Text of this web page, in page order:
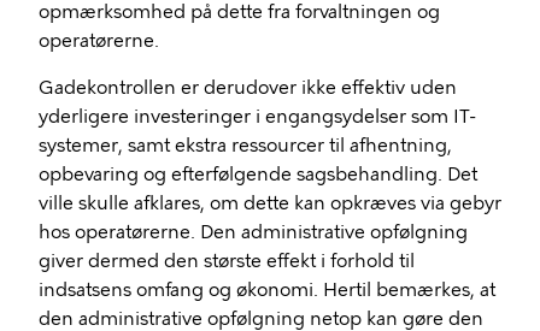
opmærksomhed på dette fra forvaltningen og
operatørerne.
Gadekontrollen er derudover ikke effektiv uden
yderligere investeringer i engangsydelser som IT-
systemer, samt ekstra ressourcer til afhentning,
opbevaring og efterfølgende sagsbehandling. Det
ville skulle afklares, om dette kan opkræves via gebyr
hos operatørerne. Den administrative opfølgning
giver dermed den største effekt i forhold til
indsatsens omfang og økonomi. Hertil bemærkes, at
den administrative opfølgning netop kan gøre den